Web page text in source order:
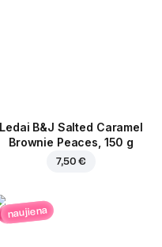
Ledai B&J Salted Caramel
Brownie Peaces, 150 g
7,50 €
naujiena